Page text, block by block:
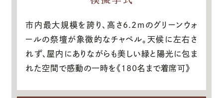
市内最大規模を誇り、高さ6.2ｍのグリーンウォ
ールの祭壇が象徴的なチャペル。天候に左右さ
れず、屋内にありながらも美しい緑と陽光に包ま
れた空間で感動の一時を《180名まで着席可》